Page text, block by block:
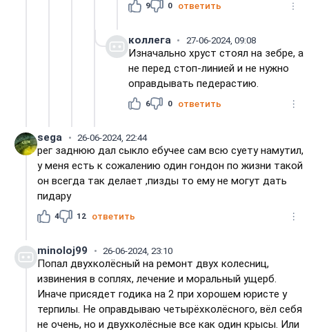
9 0 ответить
коллега 27-06-2024, 09:08
Изначально хруст стоял на зебре, а
не перед стоп-линией и не нужно
оправдывать педерастию.
6 0 ответить
sega 26-06-2024, 22:44
рег заднюю дал сыкло ебучее сам всю суету намутил,
у меня есть к сожалению один гондон по жизни такой
он всегда так делает ,пизды то ему не могут дать
пидару
4 12 ответить
minoloj99 26-06-2024, 23:10
Попал двухколёсный на ремонт двух колесниц,
извинения в соплях, лечение и моральный ущерб.
Иначе присядет годика на 2 при хорошем юристе у
терпилы. Не оправдываю четырёхколёсного, вёл себя
не очень, но и двухколёсные все как один крысы. Или